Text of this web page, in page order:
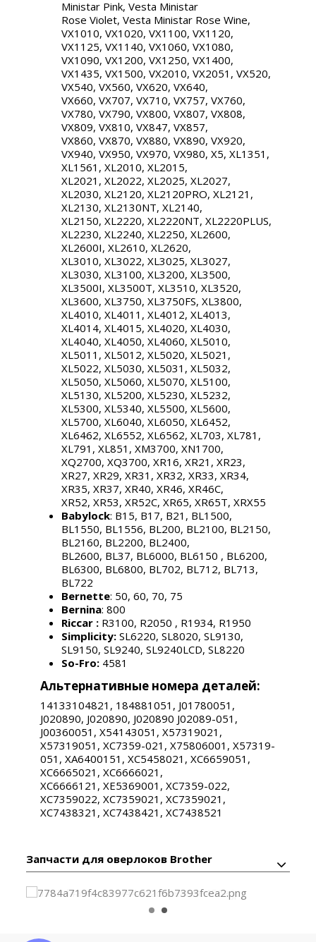
Ministar Pink, Vesta Ministar
Rose Violet, Vesta Ministar Rose Wine,
VX1010, VX1020, VX1100, VX1120,
VX1125, VX1140, VX1060, VX1080,
VX1090, VX1200, VX1250, VX1400,
VX1435, VX1500, VX2010, VX2051, VX520,
VX540, VX560, VX620, VX640,
VX660, VX707, VX710, VX757, VX760,
VX780, VX790, VX800, VX807, VX808,
VX809, VX810, VX847, VX857,
VX860, VX870, VX880, VX890, VX920,
VX940, VX950, VX970, VX980, X5, XL1351,
XL1561, XL2010, XL2015,
XL2021, XL2022, XL2025, XL2027,
XL2030, XL2120, XL2120PRO, XL2121,
XL2130, XL2130NT, XL2140,
XL2150, XL2220, XL2220NT, XL2220PLUS,
XL2230, XL2240, XL2250, XL2600,
XL2600I, XL2610, XL2620,
XL3010, XL3022, XL3025, XL3027,
XL3030, XL3100, XL3200, XL3500,
XL3500I, XL3500T, XL3510, XL3520,
XL3600, XL3750, XL3750FS, XL3800,
XL4010, XL4011, XL4012, XL4013,
XL4014, XL4015, XL4020, XL4030,
XL4040, XL4050, XL4060, XL5010,
XL5011, XL5012, XL5020, XL5021,
XL5022, XL5030, XL5031, XL5032,
XL5050, XL5060, XL5070, XL5100,
XL5130, XL5200, XL5230, XL5232,
XL5300, XL5340, XL5500, XL5600,
XL5700, XL6040, XL6050, XL6452,
XL6462, XL6552, XL6562, XL703, XL781,
XL791, XL851, XM3700, XN1700,
XQ2700, XQ3700, XR16, XR21, XR23,
XR27, XR29, XR31, XR32, XR33, XR34,
XR35, XR37, XR40, XR46, XR46C,
XR52, XR53, XR52C, XR65, XR65T, XRX55
Babylock: B15, B17, B21, BL1500,
BL1550, BL1556, BL200, BL2100, BL2150,
BL2160, BL2200, BL2400,
BL2600, BL37, BL6000, BL6150 , BL6200,
BL6300, BL6800, BL702, BL712, BL713,
BL722
Bernette: 50, 60, 70, 75
Bernina: 800
Riccar : R3100, R2050 , R1934, R1950
Simplicity: SL6220, SL8020, SL9130,
SL9150, SL9240, SL9240LCD, SL8220
So-Fro: 4581
Альтернативные номера деталей:
14133104821, 184881051, J01780051,
J020890, J020890, J020890 J02089-051,
J00360051, X54143051, X57319021,
X57319051, XC7359-021, X75806001, X57319-
051, XA6400151, XC5458021, XC6659051,
XC6665021, XC6666021,
XC6666121, XE5369001, XC7359-022,
XC7359022, XC7359021, XC7359021,
XC7438321, XC7438421, XC7438521
Запчасти для оверлоков Brother